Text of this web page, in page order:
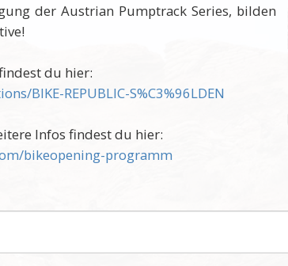
der Austrian Pumptrack Series, bilden
du hier:
BIKE-REPUBLIC-S%C3%96LDEN
Infos findest du hier:
bikeopening-programm